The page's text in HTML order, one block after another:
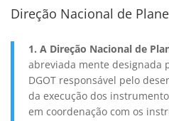
Direção Nacional de
1. A Direção Nacional de
abreviada mente designada
DGOT responsável pelo
da execução dos
em coordenação com os